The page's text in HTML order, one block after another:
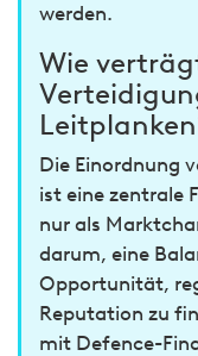
werden.
Wie
Die Einordnung
ist eine zentrale
nur als
darum, eine
Opportunität,
Reputation zu
mit Defence-